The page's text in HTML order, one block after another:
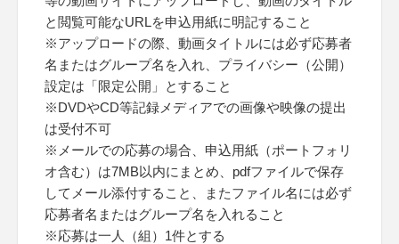
と閲覧可能なURLを申込用紙に明記すること
※アップロードの際、動画タイトルには必ず応募者
名またはグループ名を入れ、プライバシー（公開）
設定は「限定公開」とすること
※DVDやCD等記録メディアでの画像や映像の提出
は受付不可
※メールでの応募の場合、申込用紙（ポートフォリ
オ含む）は7MB以内にまとめ、pdfファイルで保存
してメール添付すること、またファイル名には必ず
応募者名またはグループ名を入れること
※応募は一人（組）1件とする